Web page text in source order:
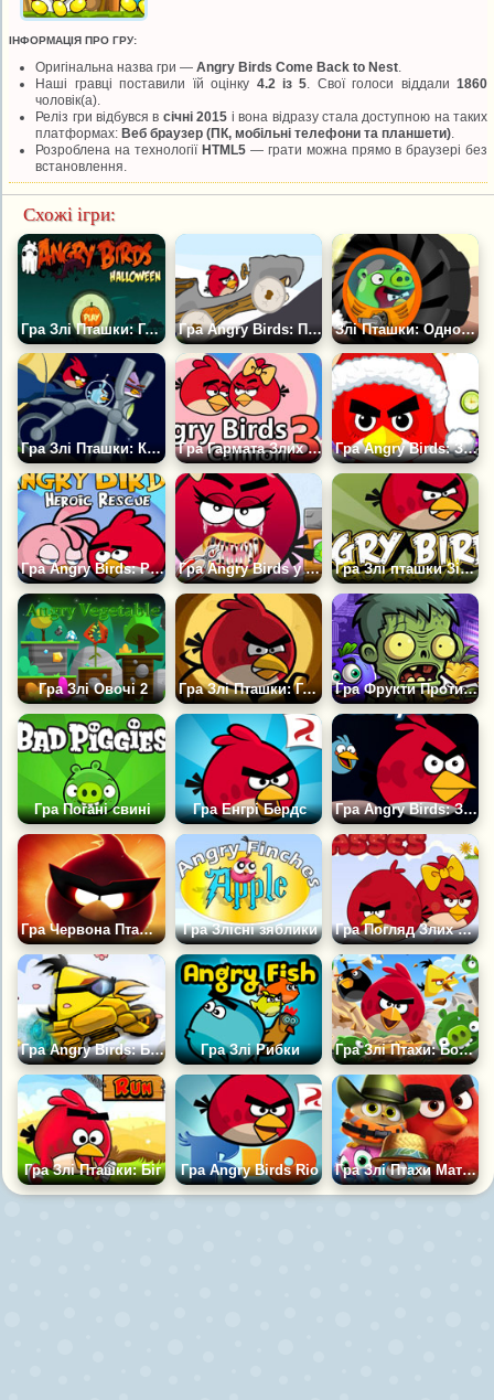
ІНФОРМАЦІЯ ПРО ГРУ:
Оригінальна назва гри —Angry Birds Come Back to Nest
Наші гравці поставили їй оцінку 4.2 із 5 . Свої голоси віддали1860
чоловік(а).
Реліз гри відбувся в січні 2015 і вона відразу стала доступною на таких
платформах:Веб браузер (ПК, мобільні телефони та планшети)
Розроблена на технології HTML5— грати можна прямо в браузері без
встановлення.
Схожі ігри:
Гра Злі Пташки: Геловін 2 Гра Angry Birds: Помста на Машині Злі Пташки: Одноколісний Велосипед
Гра Злі Пташки: Косм. Велосипед Гра Гармата Злих Пташок 3 Гра Angry Birds: Зимова Гонка
Гра Angry Birds: Рятування Коханої Гра Angry Birds у Стоматолога Гра Злі пташки Зійшли з розуму
Гра Злі Овочі 2 Гра Злі Пташки: Геловін Гра Фрукти Проти Зомбі
Гра Погані свині Гра Енгрі Бердс Гра Angry Birds: Запуск у Космос
Гра Червона Пташка Проти Зомбі Гра Злісні зяблики Гра Погляд Злих Пташок
Гра Angry Birds: Без Гравітації Гра Злі Рибки Гра Злі Птахи: Божевільні Стрибки
Гра Злі Пташки: Біг Гра Angry Birds Rio Гра Злі Птахи Матч 3